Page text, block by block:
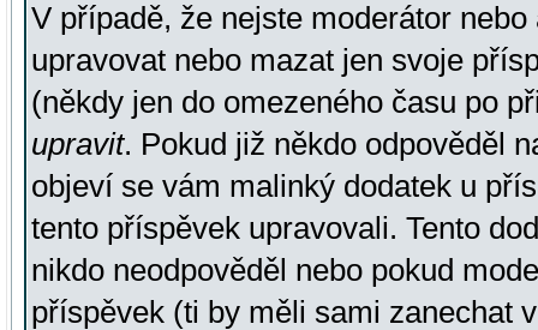
V případě, že nejste moderátor
upravovat nebo mazat jen svoje
(někdy jen do omezeného času po
upravit. Pokud již někdo odpověděl
objeví se vám malinký dodatek u
tento příspěvek upravovali. Tento
nikdo neodpověděl nebo pokud
příspěvek (ti by měli sami zanechat